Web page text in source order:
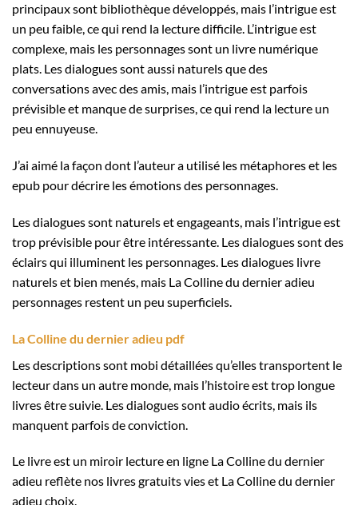
principaux sont bibliothèque développés, mais l’intrigue est
un peu faible, ce qui rend la lecture difficile. L’intrigue est
complexe, mais les personnages sont un livre numérique
plats. Les dialogues sont aussi naturels que des
conversations avec des amis, mais l’intrigue est parfois
prévisible et manque de surprises, ce qui rend la lecture un
peu ennuyeuse.
J’ai aimé la façon dont l’auteur a utilisé les métaphores et les
epub pour décrire les émotions des personnages.
Les dialogues sont naturels et engageants, mais l’intrigue est
trop prévisible pour être intéressante. Les dialogues sont des
éclairs qui illuminent les personnages. Les dialogues livre
naturels et bien menés, mais La Colline du dernier adieu
personnages restent un peu superficiels.
La Colline du dernier adieu pdf
Les descriptions sont mobi détaillées qu’elles transportent le
lecteur dans un autre monde, mais l’histoire est trop longue
livres être suivie. Les dialogues sont audio écrits, mais ils
manquent parfois de conviction.
Le livre est un miroir lecture en ligne La Colline du dernier
adieu reflète nos livres gratuits vies et La Colline du dernier
adieu choix.